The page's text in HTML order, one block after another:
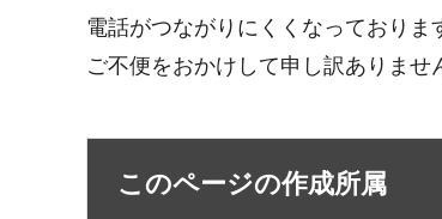
電話がつながりにくくなっておりま
ご不便をおかけして申し訳ありま
このページの作成所属